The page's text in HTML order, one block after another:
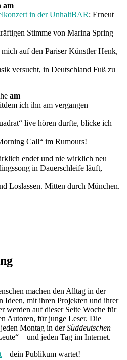
am
in der UnhaltBAR: Erneut
Stimme von Marina Spring –
auf den Pariser Künstler Henk,
versucht, in Deutschland Fuß zu
am
ich ihn am vergangen
live hören durfte, blicke ich
Call“ im Rumours!
endet und nie wirklich neu
in Dauerschleife läuft,
Loslassen. Mitten durch München.
machen den Alltag in der
Ideen, mit ihren Projekten und ihrer
werden auf dieser Seite Woche für
Autoren, für junge Leser. Die
Montag in derSüddeutschen
– und jeden Tag im Internet.
– dein Publikum wartet!